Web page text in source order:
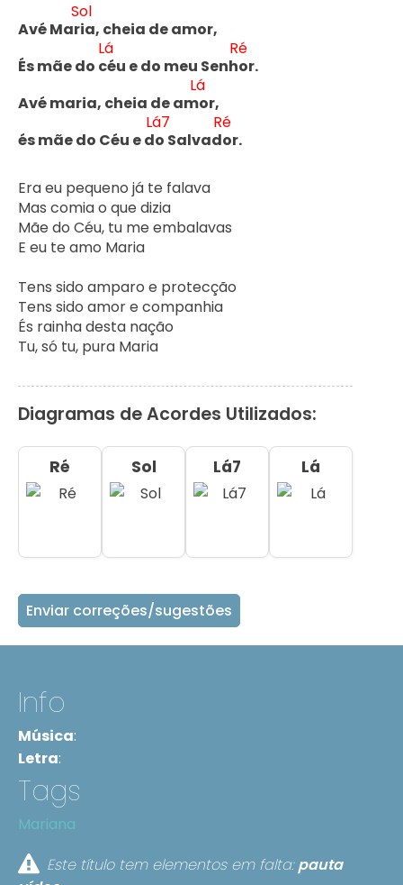
Avé Mar
Sol
ia, cheia de amor,
És mãe do c
Lá
éu e do meu Senh
Ré
or.
Avé maria, cheia de am
Lá
or,
és mãe do Céu e d
Lá7
o Salvad
Ré
or.
Era eu pequeno já te falava
Mas comia o que dizia
Mãe do Céu, tu me embalavas
E eu te amo Maria
Tens sido amparo e protecção
Tens sido amor e companhia
És rainha desta nação
Tu, só tu, pura Maria
Diagramas de Acordes Utilizados:
Ré Sol Lá7 Lá
Enviar correções/sugestões
Info
Música:
Letra:
Tags
Mariana
Este título tem elementos em falta:pauta